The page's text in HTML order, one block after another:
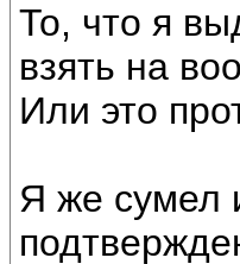
То, что я
взять на
Или это
Я же сумел